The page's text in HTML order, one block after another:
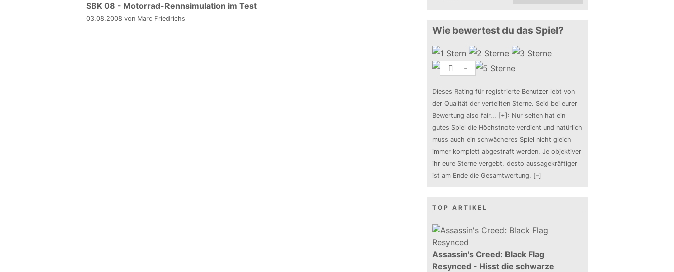
SBK 08 - Motorrad-Rennsimulation im Test
03.08.2008 von Marc Friedrichs
Wie bewertest du das Spiel?
-
Dieses Rating für registrierte Benutzer lebt von
der Qualität der verteilten Sterne. Seid bei eurer
Bewertung also fair... [+] : Nur selten hat ein
gutes Spiel die Höchstnote verdient und natürlich
muss auch ein schwächeres Spiel nicht gleich
immer komplett abgestraft werden. Je objektiver
ihr eure Sterne vergebt, desto aussagekräftiger
ist am Ende die Gesamtwertung. [–]
TOP ARTIKEL
Assassin's Creed: Black Flag
Resynced - Hisst die schwarze